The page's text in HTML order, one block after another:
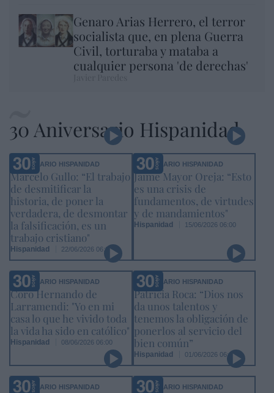
Genaro Arias Herrero, el terror
socialista que, en plena Guerra
Civil, torturaba y mataba a
cualquier persona 'de derechas'
30 Aniversario Hispanidad
ANIVERSARIO HISPANIDAD
Marcelo Gullo: “El trabajo
de desmitificar la
historia, de poner la
verdadera, de desmontar
la falsificación, es un
trabajo cristiano"
Hispanidad 22/06/2026 06:00
ANIVERSARIO HISPANIDAD
Jaime Mayor Oreja: “Esto
es una crisis de
fundamentos, de virtudes
y de mandamientos"
Hispanidad 15/06/2026 06:00
ANIVERSARIO HISPANIDAD
Coro Hernando de
Larramendi: "Yo en mi
casa lo que he vivido toda
la vida ha sido en católico"
Hispanidad 08/06/2026 06:00
ANIVERSARIO HISPANIDAD
Patricia Roca: “Dios nos
da unos talentos y
tenemos la obligación de
ponerlos al servicio del
bien común”
Hispanidad 01/06/2026 06:00
ANIVERSARIO HISPANIDAD ANIVERSARIO HISPANIDAD